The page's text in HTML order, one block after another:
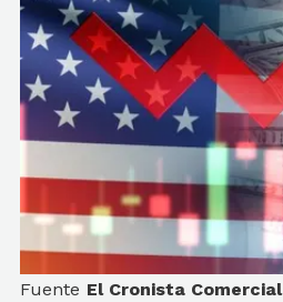
Fuente El Cronista Comercial